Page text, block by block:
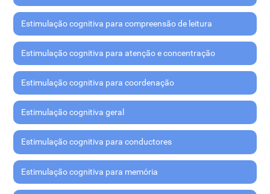
Estimulação cognitiva para compreensão de leitura
Estimulação cognitiva para atenção e concentração
Estimulação cognitiva para coordenação
Estimulação cognitiva geral
Estimulação cognitiva para conductores
Estimulação cognitiva para memória